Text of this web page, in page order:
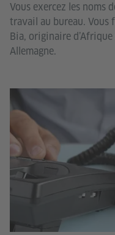
Vous exercez les noms
travail au bureau. Vous
Bia, originaire
Allemagne.